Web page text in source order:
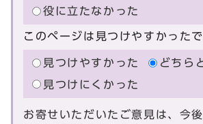
役に立たなかった
このページは見つけやすかったで
見つけやすかった
どちら
見つけにくかった
お寄せいただいたご意見は、今